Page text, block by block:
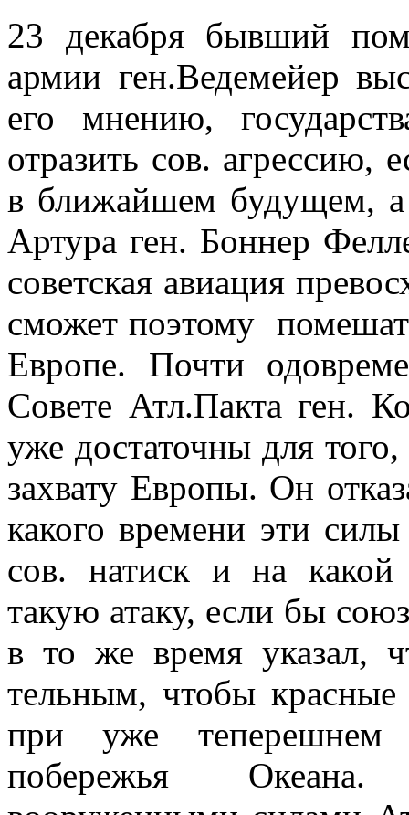
23 декабря бывший
армии ген.Ведемейер
его мнению,
отразить сов. агрессию,
в ближайшем будущем,
Артура ген. Боннер
советская авиация
сможет поэтому
Европе. Почти
Совете Атл.Пакта ген.
уже достаточны для
захвату Европы. Он
какого времени эти
сов. натиск и на
такую атаку, если бы
в то же время указал,
тельным, чтобы красные
при уже теперешнем
побережья